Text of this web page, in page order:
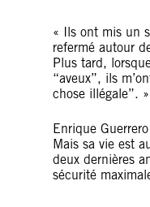
« Ils ont mis un
refermé autour
Plus tard,
“aveux”, ils
chose illégale”. »
Enrique
Mais sa vie est
deux dernières
sécurité